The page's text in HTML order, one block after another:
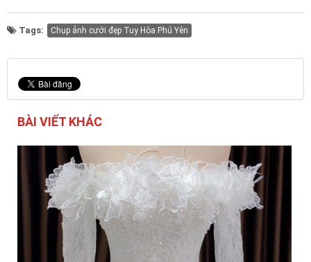
Tags: Chụp ảnh cưới đẹp Tuy Hòa Phú Yên
BÀI VIẾT KHÁC